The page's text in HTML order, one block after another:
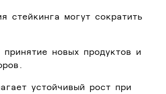
стейкинга могут сократить
новых продуктов и
устойчивый рост при